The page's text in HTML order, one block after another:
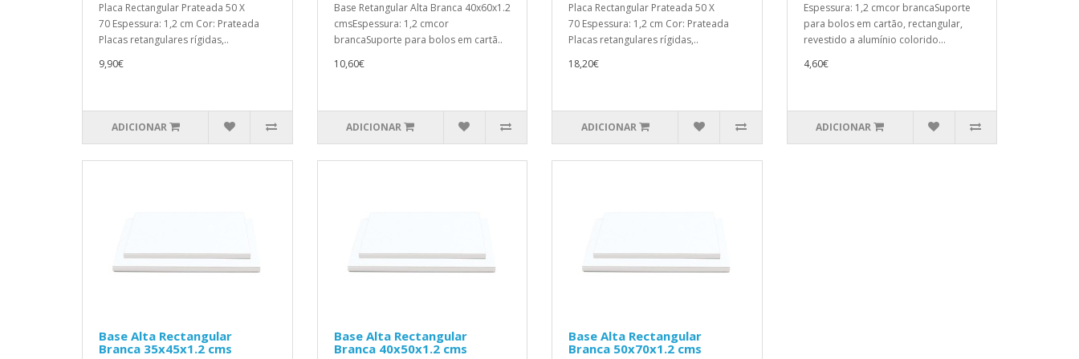
Placa Rectangular Prateada 50 X
70 Espessura: 1,2 cm Cor: Prateada
Placas retangulares rígidas,..
9,90€
ADICIONAR
Base Retangular Alta Branca 40x60x1.2
cmsEspessura: 1,2 cmcor
brancaSuporte para bolos em cartã..
10,60€
ADICIONAR
Placa Rectangular Prateada 50 X
70 Espessura: 1,2 cm Cor: Prateada
Placas retangulares rígidas,..
18,20€
ADICIONAR
Espessura: 1,2 cmcor brancaSuporte
para bolos em cartão, rectangular,
revestido a alumínio colorido...
4,60€
ADICIONAR
Base Alta Rectangular
Branca 35x45x1.2 cms
Base Alta Rectangular
Branca 40x50x1.2 cms
Base Alta Rectangular
Branca 50x70x1.2 cms